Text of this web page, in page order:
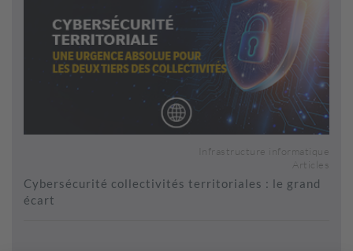
Infrastructure informatique
Articles
Cybersécurité collectivités territoriales : le grand
écart